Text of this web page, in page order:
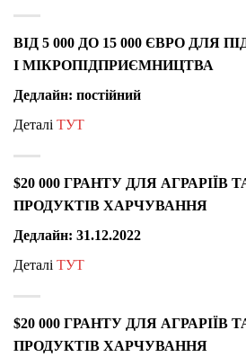
ВІД 5 000 ДО 15 000 ЄВРО ДЛЯ
І МІКРОПІДПРИЄМНИЦТВА
Дедлайн: постійний
Деталі ТУТ
$20 000 ГРАНТУ ДЛЯ АГРАРІЇВ
ПРОДУКТІВ ХАРЧУВАННЯ
Дедлайн: 31.12.2022
Деталі ТУТ
$20 000 ГРАНТУ ДЛЯ АГРАРІЇВ
ПРОДУКТІВ ХАРЧУВАННЯ